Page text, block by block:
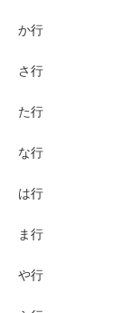
か行
さ行
た行
な行
は行
ま行
や行